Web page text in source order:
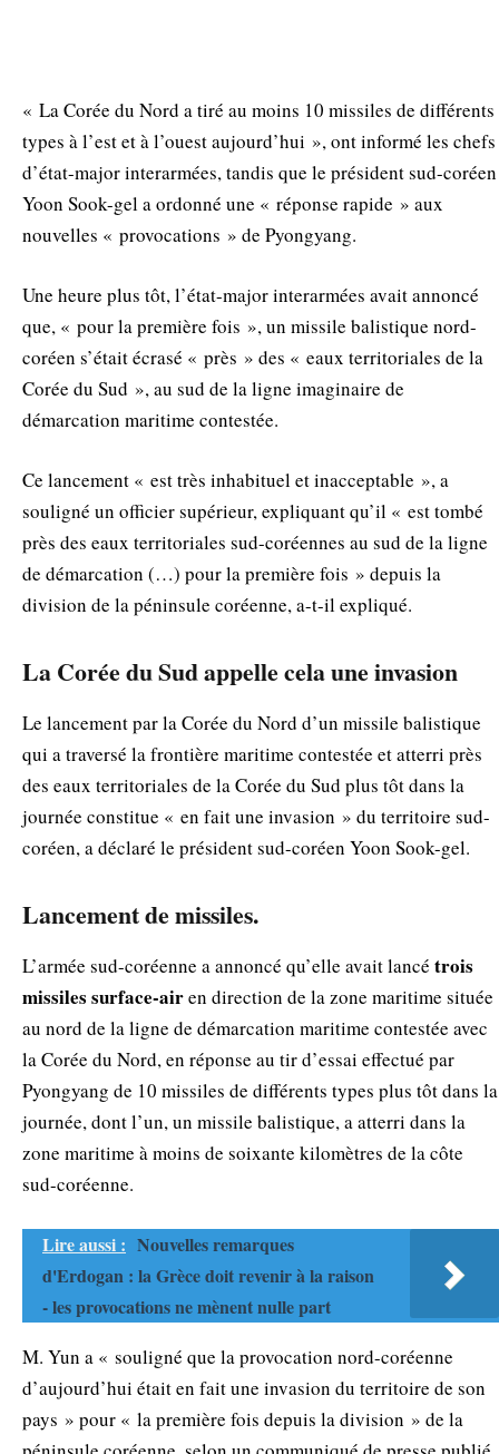
« La Corée du Nord a tiré au moins 10 missiles de différents
types à l’est et à l’ouest aujourd’hui », ont informé les chefs
d’état-major interarmées, tandis que le président sud-coréen
Yoon Sook-gel a ordonné une « réponse rapide » aux
nouvelles « provocations » de Pyongyang.
Une heure plus tôt, l’état-major interarmées avait annoncé
que, « pour la première fois », un missile balistique nord-
coréen s’était écrasé « près » des « eaux territoriales de la
Corée du Sud », au sud de la ligne imaginaire de
démarcation maritime contestée.
Ce lancement « est très inhabituel et inacceptable », a
souligné un officier supérieur, expliquant qu’il « est tombé
près des eaux territoriales sud-coréennes au sud de la ligne
de démarcation (…) pour la première fois » depuis la
division de la péninsule coréenne, a-t-il expliqué.
La Corée du Sud appelle cela une invasion
Le lancement par la Corée du Nord d’un missile balistique
qui a traversé la frontière maritime contestée et atterri près
des eaux territoriales de la Corée du Sud plus tôt dans la
journée constitue « en fait une invasion » du territoire sud-
coréen, a déclaré le président sud-coréen Yoon Sook-gel.
Lancement de missiles.
L’armée sud-coréenne a annoncé qu’elle avait lancé trois
missiles surface-airen direction de la zone maritime située
au nord de la ligne de démarcation maritime contestée avec
la Corée du Nord, en réponse au tir d’essai effectué par
Pyongyang de 10 missiles de différents types plus tôt dans la
journée, dont l’un, un missile balistique, a atterri dans la
zone maritime à moins de soixante kilomètres de la côte
sud-coréenne.
Lire aussi : Nouvelles remarques
d'Erdogan : la Grèce doit revenir à la raison
- les provocations ne mènent nulle part
M. Yun a « souligné que la provocation nord-coréenne
d’aujourd’hui était en fait une invasion du territoire de son
pays » pour « la première fois depuis la division » de la